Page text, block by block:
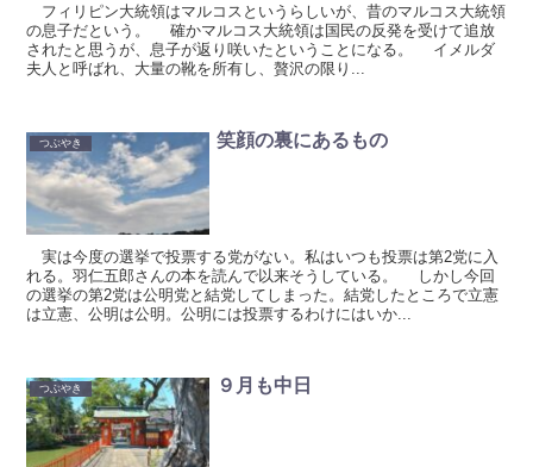
フィリピン大統領はマルコスというらしいが、昔のマルコス大統領
の息子だという。 確かマルコス大統領は国民の反発を受けて追放
されたと思うが、息子が返り咲いたということになる。 イメルダ
夫人と呼ばれ、大量の靴を所有し、贅沢の限り...
つぶやき 笑顔の裏にあるもの
実は今度の選挙で投票する党がない。私はいつも投票は第2党に入
れる。羽仁五郎さんの本を読んで以来そうしている。 しかし今回
の選挙の第2党は公明党と結党してしまった。結党したところで立憲
は立憲、公明は公明。公明には投票するわけにはいか...
つぶやき ９月も中日